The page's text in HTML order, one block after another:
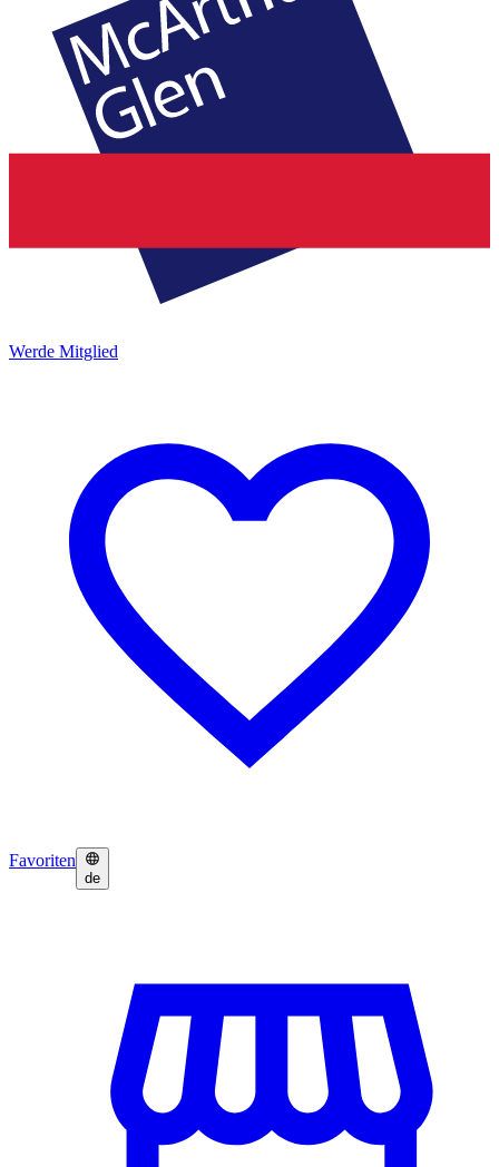
Werde Mitglied
Favoriten
de